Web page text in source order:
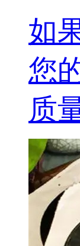
如
您
质